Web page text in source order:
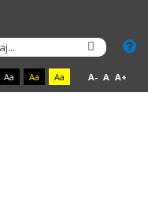
Aa Aa Aa A- A A+